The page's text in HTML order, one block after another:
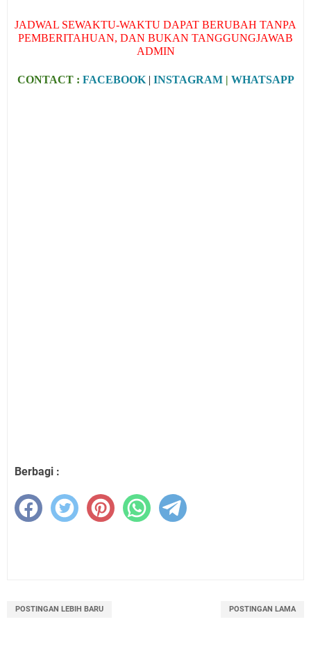
JADWAL SEWAKTU-WAKTU DAPAT BERUBAH TANPA
PEMBERITAHUAN, DAN BUKAN TANGGUNGJAWAB
ADMIN
CONTACT : FACEBOOK| INSTAGRAM| WHATSAPP
Berbagi :
POSTINGAN LEBIH BARU POSTINGAN LAMA